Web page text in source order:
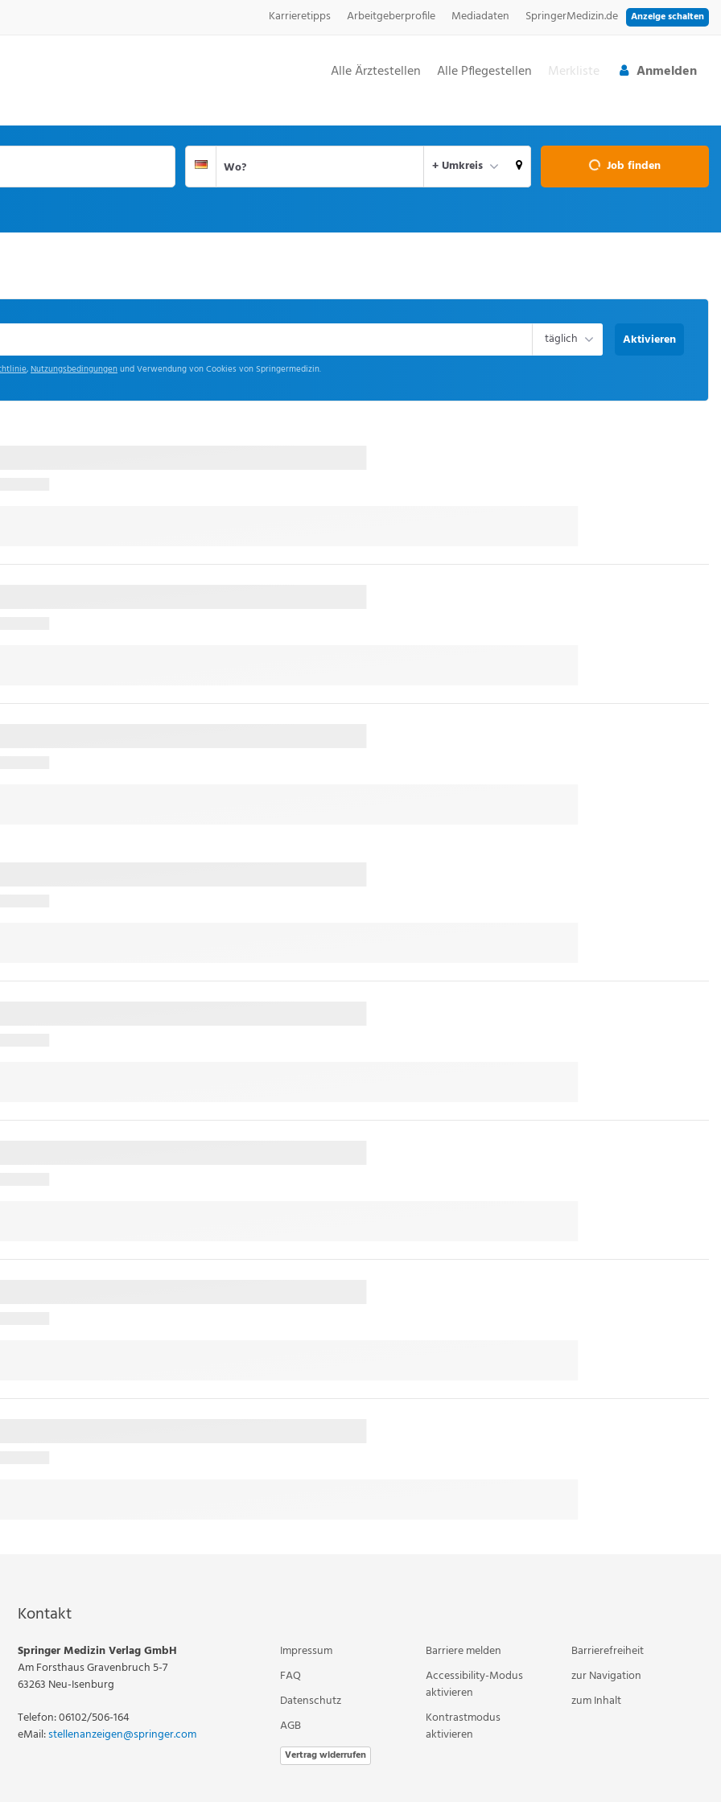
Anzeige schalten
Karrieretipps Arbeitgeberprofile Mediadaten SpringerMedizin.de
Anmelden
Alle Ärztestellen Alle Pflegestellen Merkliste
Deutschland + Umkreis aktuellen Ort verwenden
Job finden
täglich Aktivieren
,Nutzungsbedingungenund Verwendung von Cookies von Springermedizin.
Kontakt
Springer Medizin Verlag GmbH
Am Forsthaus Gravenbruch 5-7
63263 Neu-Isenburg
Telefon: 06102/506-164
eMail:stellenanzeigen@springer.com
Impressum
FAQ
Datenschutz
AGB
Vertrag widerrufen
Barriere melden
Accessibility-Modus
aktivieren
Kontrastmodus
aktivieren
Barrierefreiheit
zur Navigation
zum Inhalt